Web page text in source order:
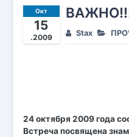
Окт
15
.2009 Stax
24 октября 2009 года
Встреча посвящена